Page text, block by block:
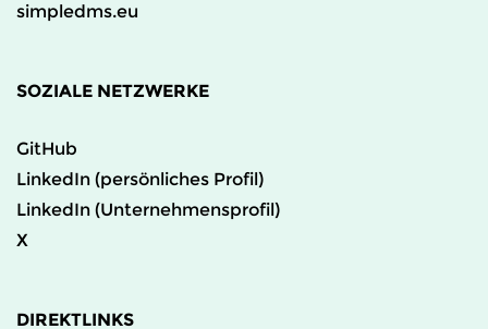
simpledms.eu
SOZIALE NETZWERKE
GitHub
LinkedIn (persönliches Profil)
LinkedIn (Unternehmensprofil)
X
DIREKTLINKS